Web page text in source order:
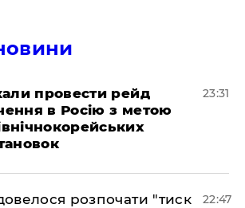
провести рейд
в Росію з метою
23:31
розпочати "тиск 22:47